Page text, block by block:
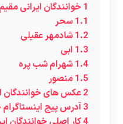
1 خوانندگان ایرانی
1.1سحر
1.2شادمهر عقیلی
1.3 ابی
1.4شهرام شب پره
1.5منصور
2عکس های خوانندگان
3آدرس پیج اینستاگرام